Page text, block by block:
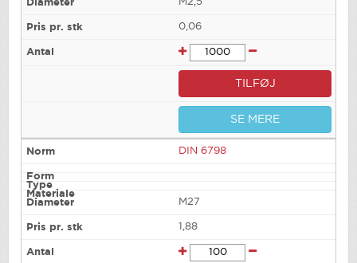
0,06
TILFØJ
SE MERE
DIN 6798
M27
1,88